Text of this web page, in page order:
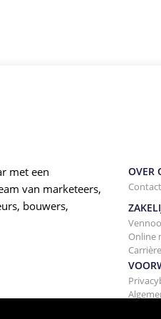
met een
van marketeers,
bouwers,
OVER
Contact
Online